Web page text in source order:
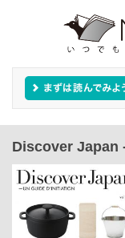
Discover Japan